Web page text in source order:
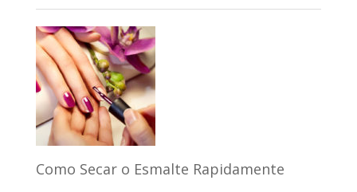
Como Secar o Esmalte Rapidamente